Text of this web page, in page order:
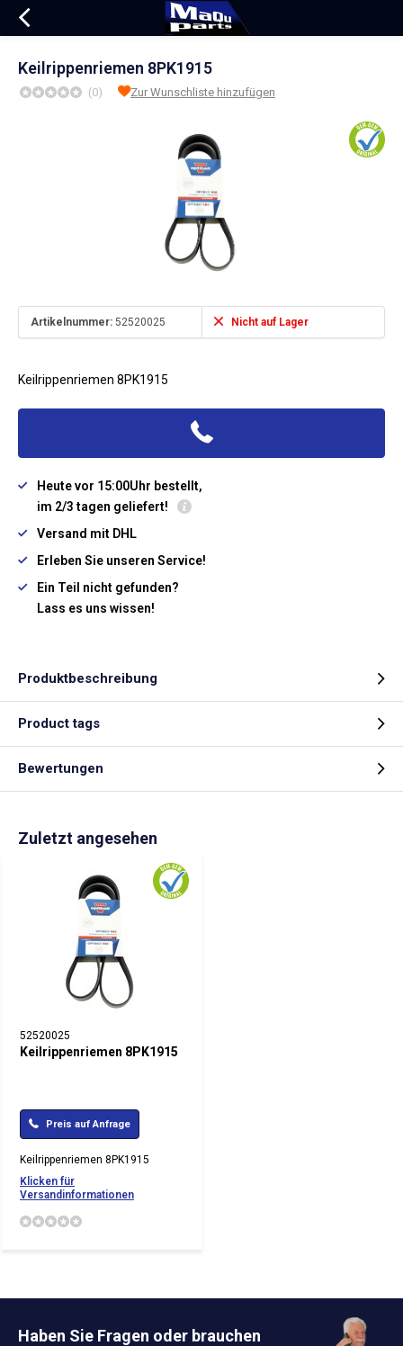
Keilrippenriemen 8PK1915
(0) Zur Wunschliste hinzufügen
Artikelnummer: 52520025 Nicht auf Lager
Keilrippenriemen 8PK1915
Heute vor 15:00Uhr bestellt,
im 2/3 tagen geliefert!
Versand mit DHL
Erleben Sie unseren Service!
Ein Teil nicht gefunden?
Lass es uns wissen!
Produktbeschreibung
Product tags
Bewertungen
Zuletzt angesehen
52520025
Keilrippenriemen 8PK1915
Preis auf Anfrage
Keilrippenriemen 8PK1915
Klicken für
Versandinformationen
Haben Sie Fragen oder brauchen